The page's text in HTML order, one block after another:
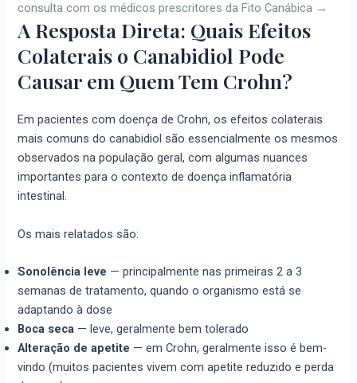
consulta com os médicos prescritores da Fito Canábica →
A Resposta Direta: Quais Efeitos
Colaterais o Canabidiol Pode
Causar em Quem Tem Crohn?
Em pacientes com doença de Crohn, os efeitos colaterais
mais comuns do canabidiol são essencialmente os mesmos
observados na população geral, com algumas nuances
importantes para o contexto de doença inflamatória
intestinal.
Os mais relatados são:
Sonolência leve — principalmente nas primeiras 2 a 3
semanas de tratamento, quando o organismo está se
adaptando à dose
Boca seca — leve, geralmente bem tolerado
Alteração de apetite — em Crohn, geralmente isso é bem-
vindo (muitos pacientes vivem com apetite reduzido e perda